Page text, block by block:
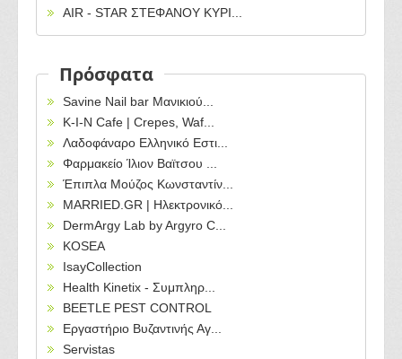
AIR - STAR ΣΤΕΦΑΝΟΥ ΚΥΡΙ...
Πρόσφατα
Savine Nail bar Μανικιού...
Κ-Ι-Ν Cafe | Crepes, Waf...
Λαδοφάναρο Ελληνικό Εστι...
Φαρμακείο Ίλιον Βαϊτσου ...
Έπιπλα Μούζος Κωνσταντίν...
MARRIED.GR | Ηλεκτρονικό...
DermArgy Lab by Argyro C...
KOSEA
IsayCollection
Health Kinetix - Συμπληρ...
BEETLE PEST CONTROL
Εργαστήριο Βυζαντινής Αγ...
Servistas